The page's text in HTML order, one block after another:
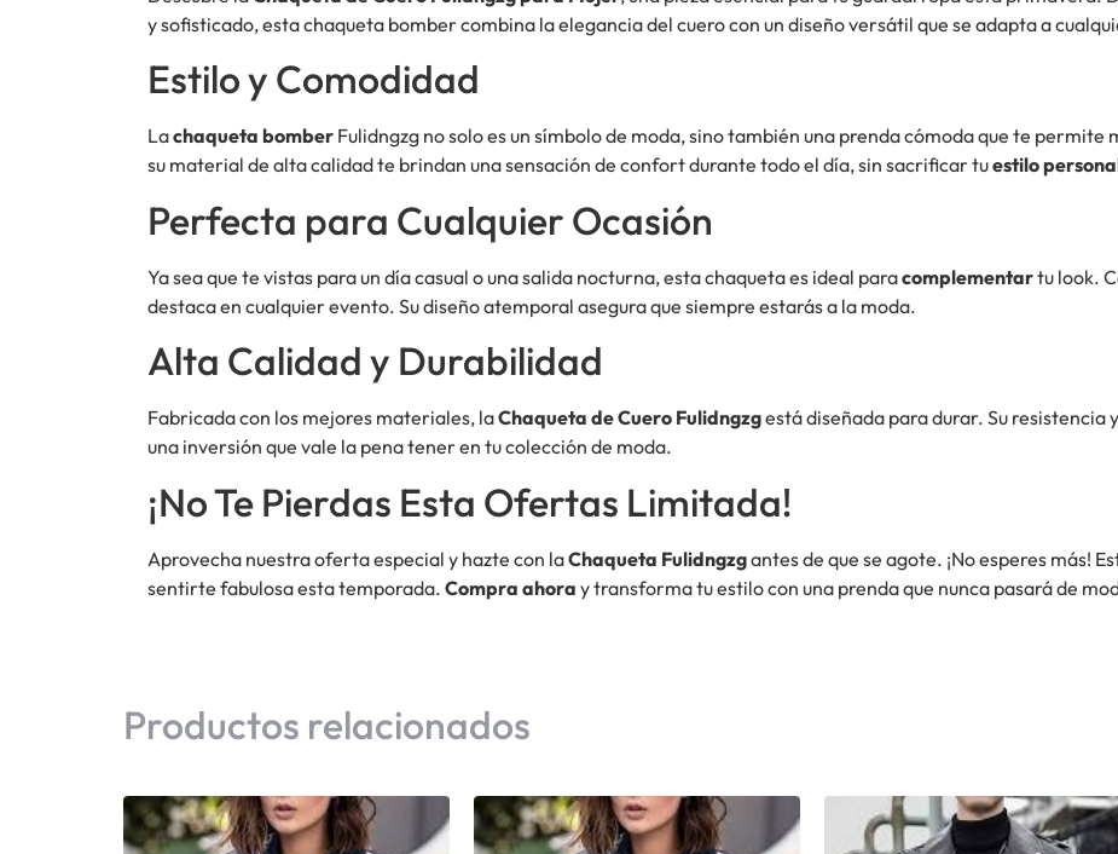
y sofisticado, esta chaqueta bomber combina la elegancia del cuero con un diseño versátil que se adapta a
Estilo y Comodidad
Lachaqueta bomber Fulidngzg no solo es un símbolo de moda, sino también una prenda cómoda que te
su material de alta calidad te brindan una sensación de confort durante todo el día, sin sacrificar tuestilo
Perfecta para Cualquier Ocasión
Ya sea que te vistas para un día casual o una salida nocturna, esta chaqueta es ideal paracomplementartu look.
destaca en cualquier evento. Su diseño atemporal asegura que siempre estarás a la moda.
Alta Calidad y Durabilidad
Fabricada con los mejores materiales, laChaqueta de Cuero Fulidngzgestá diseñada para durar. Su resistencia
una inversión que vale la pena tener en tu colección de moda.
¡No Te Pierdas Esta Ofertas Limitada!
Aprovecha nuestra oferta especial y hazte con laChaqueta Fulidngzgantes de que se agote. ¡No esperes más!
sentirte fabulosa esta temporada. Compra ahora y transforma tu estilo con una prenda que nunca pasará de
Productos relacionados